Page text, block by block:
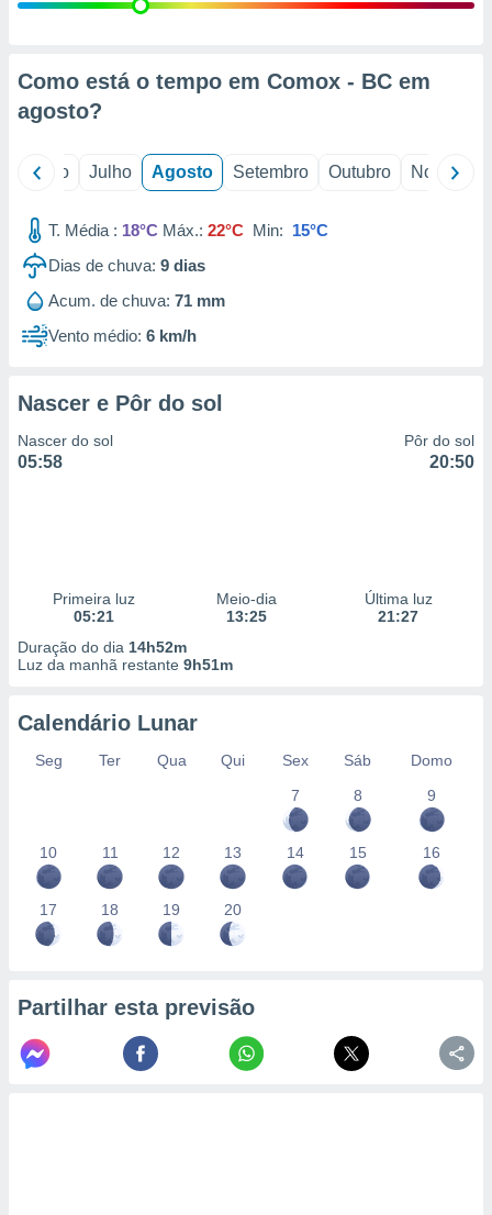
estudos
1199
Como está o tempo em Comox - BC em
agosto?
Junho Julho Agosto Setembro Outubro Novembro
T. Média : 18°C Máx.: 22°C Min: 15°C
Dias de chuva: 9 dias
Acum. de chuva: 71 mm
Vento médio: 6 km/h
Nascer e Pôr do sol
Nascer do sol
05:58
Pôr do sol
20:50
Primeira luz
05:21
Meio-dia
13:25
Última luz
21:27
Duração do dia 14h52m
Luz da manhã restante 9h51m
Calendário Lunar
Seg Ter Qua Qui Sex Sáb
Domo
7
8 9
10 11 12 13 14 15 16
17 18 19 20
Partilhar esta previsão